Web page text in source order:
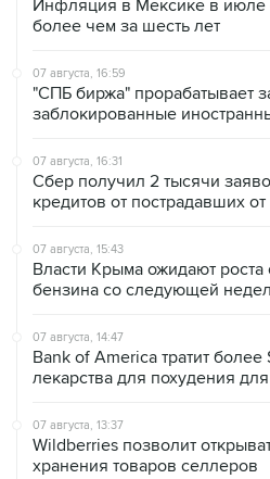
Инфляция в Мексике в июле
более чем за шесть лет
07 августа, 16:59
"СПБ биржа" прорабатывает
заблокированные
07 августа, 16:31
Сбер получил 2 тысячи
кредитов от пострадавших
07 августа, 15:43
Власти Крыма ожидают
бензина со следующей
07 августа, 14:47
Bank of America тратит
лекарства для похудения
07 августа, 13:37
Wildberries позволит
хранения товаров селлеров